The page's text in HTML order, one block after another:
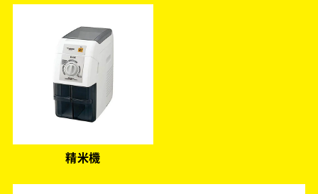
精米機